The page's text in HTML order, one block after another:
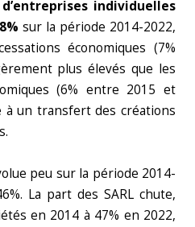
individuelles
sur la période 2014-2022,
économiques (7%
plus élevés que les
(6% entre 2015 et
à un transfert des créations
peu sur la période 2014-
La part des SARL chute,
en 2014 à 47% en 2022,